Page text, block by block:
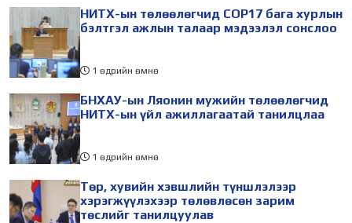
НИТХ-ын төлөөлөгчид COP17 бага хурлын
бэлтгэл ажлын талаар мэдээлэл сонслоо
1 өдрийн өмнө
БНХАУ-ын Ляонин мужийн төлөөлөгчид
НИТХ-ын үйл ажиллагаатай танилцлаа
1 өдрийн өмнө
Төр, хувийн хэвшлийн түншлэлээр
хэрэгжүүлэхээр төлөвлөсөн зарим
төслийг танилцуулав